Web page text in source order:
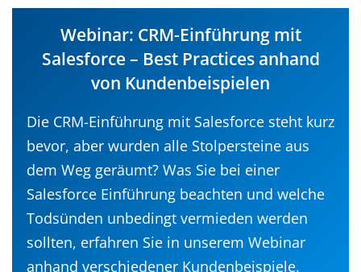
Webinar: CRM-Einführung mit
Salesforce – Best Practices anhand
von Kundenbeispielen
Die CRM-Einführung mit Salesforce steht kurz
bevor, aber wurden alle Stolpersteine aus
dem Weg geräumt? Was Sie bei einer
Salesforce Einführung beachten und welche
Todsünden unbedingt vermieden werden
sollten, erfahren Sie in unserem Webinar
anhand verschiedener Kundenbeispiele.